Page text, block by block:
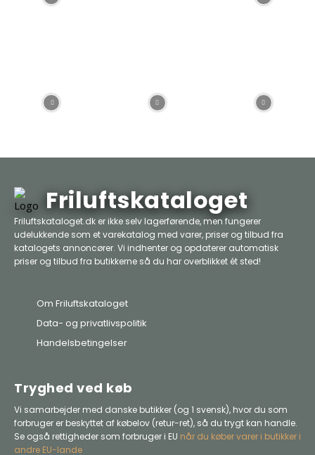
Friluftskataloget
Friluftskataloget.dk er ikke selv lagerførende, men fungerer
udelukkende som et varekatalog med varer, priser og tilbud fra
katalogets annoncører. Vi indhenter og opdaterer automatisk
priser og tilbud fra butikkerne så du har overblikket ét sted!
Om Friluftskataloget
Data- og privatlivspolitik
Handelsbetingelser
Tryghed ved køb
Vi samarbejder med danske butikker (og 1 svensk), hvor du som
forbruger er beskyttet af købelov (retur-ret), så du trygt kan handle.
Se også rettigheder som forbruger i EU når du køber varer i butikker i
andre EU-lande